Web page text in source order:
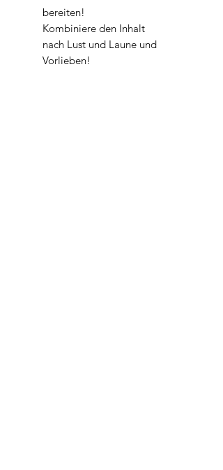
bereiten!
Kombiniere den Inhalt
nach Lust und Laune und
Vorlieben!